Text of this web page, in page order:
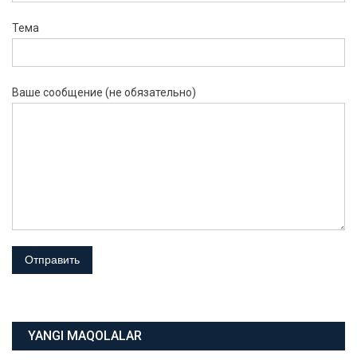
Тема
Ваше сообщение (не обязательно)
YANGI MAQOLALAR